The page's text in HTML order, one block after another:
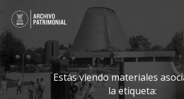
Estás viendo materiales
la etiqueta: